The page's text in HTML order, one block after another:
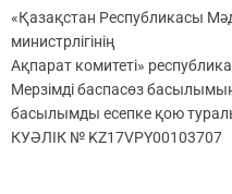
«Қазақстан Республикасы
министрлігінің
Ақпарат комитеті»
Мерзімді баспасөз
басылымды есепке қою
КУӘЛІК № KZ17VPY00103707